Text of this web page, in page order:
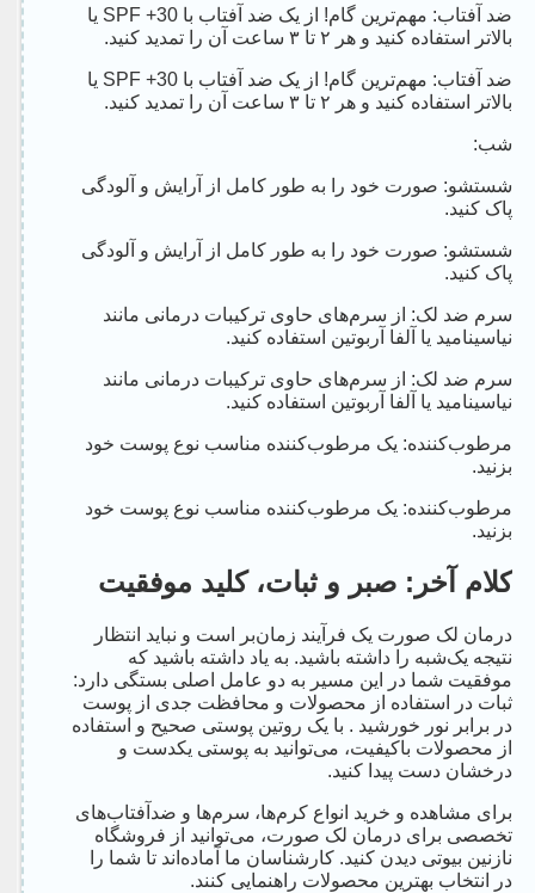
ضد آفتاب: مهم‌ترین گام! از یک ضد آفتاب با SPF +30 یا
بالاتر استفاده کنید و هر ۲ تا ۳ ساعت آن را تمدید کنید.
ضد آفتاب: مهم‌ترین گام! از یک ضد آفتاب با SPF +30 یا
بالاتر استفاده کنید و هر ۲ تا ۳ ساعت آن را تمدید کنید.
شب:
شستشو: صورت خود را به طور کامل از آرایش و آلودگی
پاک کنید.
شستشو: صورت خود را به طور کامل از آرایش و آلودگی
پاک کنید.
سرم ضد لک: از سرم‌های حاوی ترکیبات درمانی مانند
نیاسینامید یا آلفا آربوتین استفاده کنید.
سرم ضد لک: از سرم‌های حاوی ترکیبات درمانی مانند
نیاسینامید یا آلفا آربوتین استفاده کنید.
مرطوب‌کننده: یک مرطوب‌کننده مناسب نوع پوست خود
بزنید.
مرطوب‌کننده: یک مرطوب‌کننده مناسب نوع پوست خود
بزنید.
کلام آخر: صبر و ثبات، کلید موفقیت
درمان لک صورت یک فرآیند زمان‌بر است و نباید انتظار
نتیجه یک‌شبه را داشته باشید. به یاد داشته باشید که
موفقیت شما در این مسیر به دو عامل اصلی بستگی دارد:
ثبات در استفاده از محصولات و محافظت جدی از پوست
در برابر نور خورشید . با یک روتین پوستی صحیح و استفاده
از محصولات باکیفیت، می‌توانید به پوستی یکدست و
درخشان دست پیدا کنید.
برای مشاهده و خرید انواع کرم‌ها، سرم‌ها و ضدآفتاب‌های
تخصصی برای درمان لک صورت، می‌توانید از فروشگاه
نازنین بیوتی دیدن کنید. کارشناسان ما آماده‌اند تا شما را
در انتخاب بهترین محصولات راهنمایی کنند.